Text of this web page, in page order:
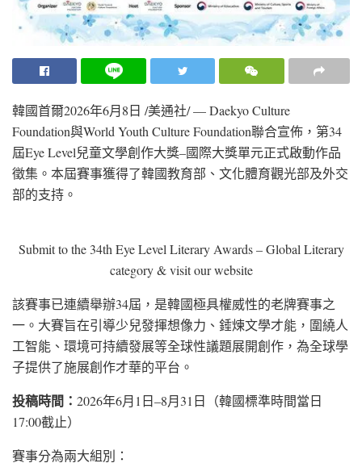
韓國首爾2026年6月8日 /美通社/ — Daekyo Culture
Foundation與World Youth Culture Foundation聯合宣佈，第34
屆Eye Level兒童文學創作大獎–國際大獎單元正式啟動作品
徵集。本屆賽事獲得了韓國教育部、文化體育觀光部及外交
部的支持。
Submit to the 34th Eye Level Literary Awards – Global Literary
category & visit our website
該賽事已連續舉辦34屆，是韓國極具權威性的老牌賽事之
一。大賽旨在引導少兒發揮想像力、錘煉文學才能，圍繞人
工智能、環境可持續發展等全球性議題展開創作，為全球學
子提供了施展創作才華的平台。
投稿時間： 2026年6月1日–8月31日（韓國標準時間當日
17:00截止）
賽事分為兩大組別：